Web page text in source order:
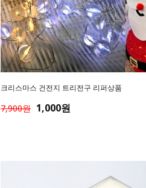
크리스마스 건전지 트리전구 리퍼상품
7,900원 1,000원